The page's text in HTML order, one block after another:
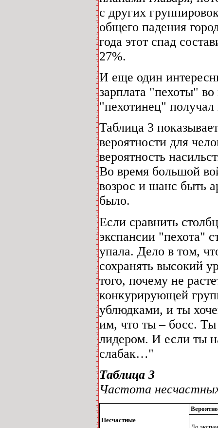
с других
общего падения
года этот спад
27%.
И еще один
зарплата "пехоты"
"пехотинец"
Таблица 3
вероятности для
вероятность
Во время большой
возрос и шанс быть
было.
Если сравнить
экспансии "пехота"
упала. Дело в том,
сохранять высокий
того, почему не
конкурирующей
ублюдками, и ты
им, что ты – босс. Ты
лидером. И если ты
слабак…"
Таблица 3
Частота
Несчастные